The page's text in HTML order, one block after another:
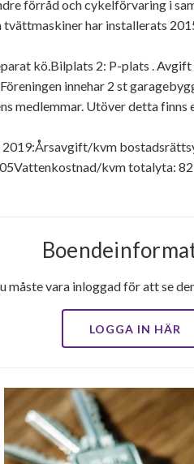
förråd och cykelförvaring i
har installerats
kö.Bilplats 2: P-plats .
innehar 2 st
medlemmar. Utöver detta finns
kvm
kvm totalyta:
måste vara inloggad för att se
LOGGA IN HÄR